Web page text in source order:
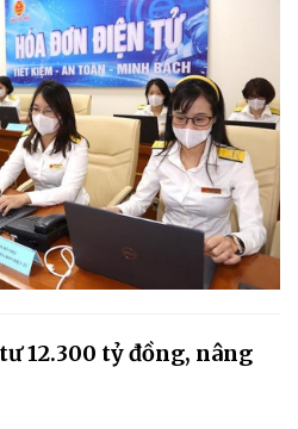
12.300 tỷ đồng, nâng